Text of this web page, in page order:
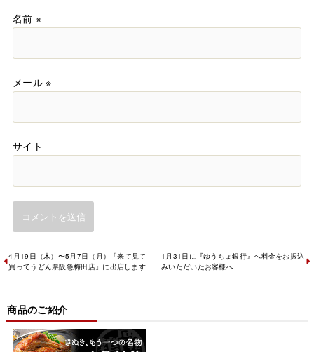
名前 ※
メール※
サイト
4月19日（木）〜5月7日（月）「来て見て
買ってうどん県阪急梅田店」に出店します
1月31日に『ゆうちょ銀行』へ料金をお振込
みいただいたお客様へ
商品のご紹介